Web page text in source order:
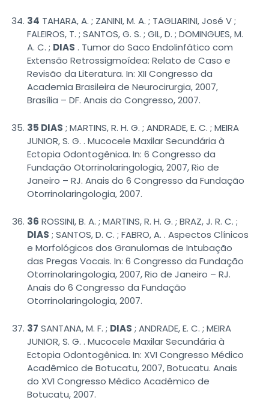
34 TAHARA, A. ; ZANINI, M. A. ; TAGLIARINI, José V ;
FALEIROS, T. ; SANTOS, G. S. ; GIL, D. ; DOMINGUES, M.
A. C. ; DIAS . Tumor do Saco Endolinfático com
Extensão Retrossigmoídea: Relato de Caso e
Revisão da Literatura. In: XII Congresso da
Academia Brasileira de Neurocirurgia, 2007,
Brasília – DF. Anais do Congresso, 2007.
35 DIAS ; MARTINS, R. H. G. ; ANDRADE, E. C. ; MEIRA
JUNIOR, S. G. . Mucocele Maxilar Secundária à
Ectopia Odontogênica. In: 6 Congresso da
Fundação Otorrinolaringologia, 2007, Rio de
Janeiro – RJ. Anais do 6 Congresso da Fundação
Otorrinolaringologia, 2007.
36 ROSSINI, B. A. ; MARTINS, R. H. G. ; BRAZ, J. R. C. ;
DIAS ; SANTOS, D. C. ; FABRO, A. . Aspectos Clínicos
e Morfológicos dos Granulomas de Intubação
das Pregas Vocais. In: 6 Congresso da Fundação
Otorrinolaringologia, 2007, Rio de Janeiro – RJ.
Anais do 6 Congresso da Fundação
Otorrinolaringologia, 2007.
37 SANTANA, M. F. ; DIAS ; ANDRADE, E. C. ; MEIRA
JUNIOR, S. G. . Mucocele Maxilar Secundária à
Ectopia Odontogênica. In: XVI Congresso Médico
Acadêmico de Botucatu, 2007, Botucatu. Anais
do XVI Congresso Médico Acadêmico de
Botucatu, 2007.